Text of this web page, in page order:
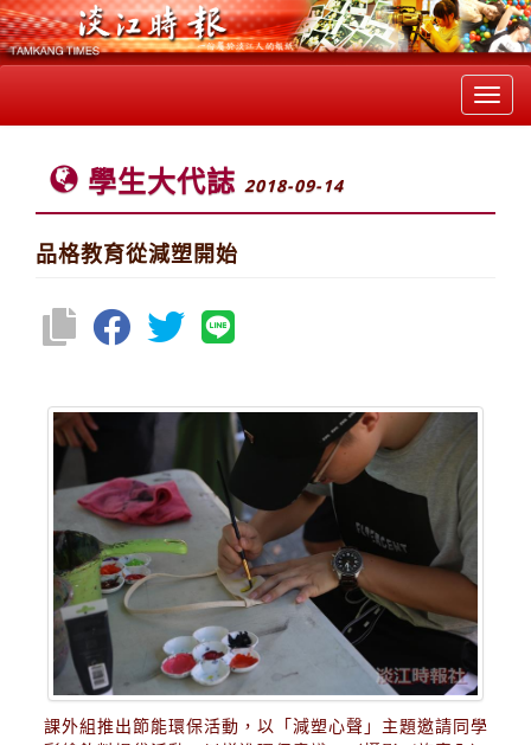
學生大代誌 2018-09-14
品格教育從減塑開始
課外組推出節能環保活動，以「減塑心聲」主題邀請同學